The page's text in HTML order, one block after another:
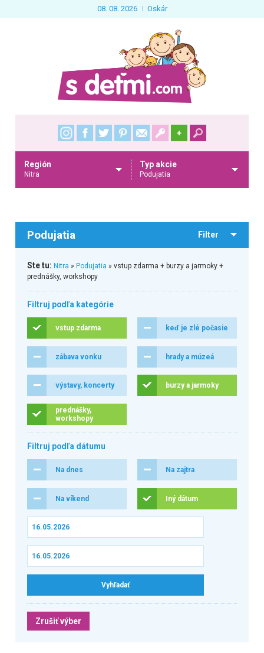
08. 08. 2026 Oskár
+
Región
Nitra
Typ akcie
Podujatia
Podujatia Filter
Ste tu: Nitra » Podujatia » vstup zdarma + burzy a jarmoky +
prednášky, workshopy
Filtruj podľa kategórie
vstup zdarma keď je zlé počasie
zábava vonku hrady a múzeá
výstavy, koncerty burzy a jarmoky
prednášky,
workshopy
Filtruj podľa dátumu
Na dnes Na zajtra
Na víkend Iný dátum
Zrušiť výber